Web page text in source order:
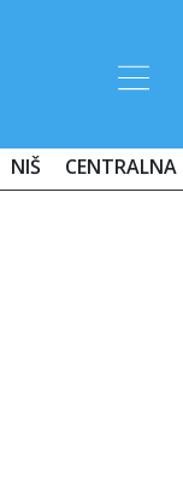
NIŠ CENTRALNA